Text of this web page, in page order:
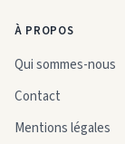
À PROPOS
Qui sommes-nous
Contact
Mentions légales